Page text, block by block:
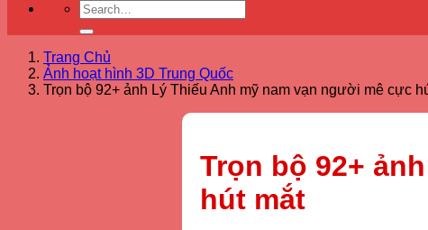
Trang Chủ
Ảnh hoạt hình 3D Trung Quốc
Trọn bộ 92+ ảnh Lý Thiếu Anh mỹ nam vạn người mê cực
Trọn bộ 92+
hút mắt